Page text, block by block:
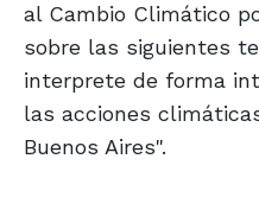
al Cambio Climático
sobre las siguientes
interprete de forma
las acciones
Buenos Aires".